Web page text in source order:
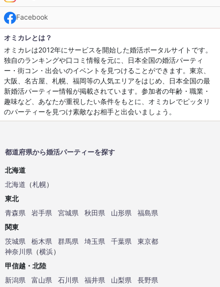
Facebook
オミカレとは？
オミカレは2012年にサービスを開始した婚活ポータルサイトです。
独自のランキングや口コミ情報を元に、日本全国の婚活パーティ
ー・街コン・出会いのイベントを見つけることができます。東京、
大阪、名古屋、札幌、福岡等の人気エリアをはじめ、日本全国の最
新婚活パーティー情報が掲載されています。参加者の年齢・職業・
趣味など、あなたが重視したい条件をもとに、オミカレでピッタリ
のパーティーを見つけ素敵なお相手と出会いましょう。
都道府県から婚活パーティーを探す
北海道
北海道 （札幌）
東北
青森県
岩手県 宮城県 秋田県 山形県
福島県
関東
茨城県
栃木県 群馬県 埼玉県 千葉県
東京都
神奈川県 （横浜）
甲信越・北陸
新潟県
富山県 石川県 福井県 山梨県
長野県